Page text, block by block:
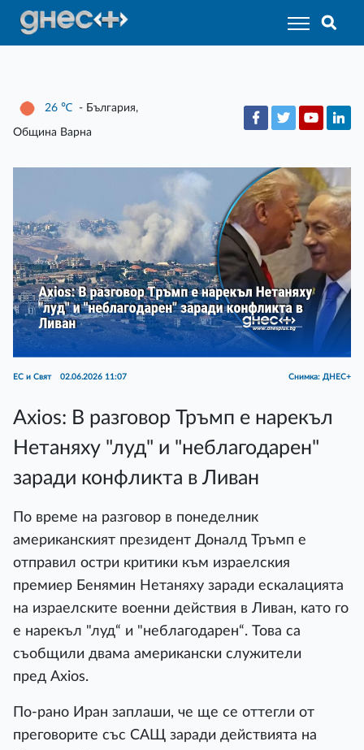
26 ℃ - България,
Община Варна
ЕС и Свят 02.06.2026 11:07 Снимка: ДНЕС+
Axios: В разговор Тръмп е нарекъл
Нетаняху "луд" и "неблагодарен"
заради конфликта в Ливан
По време на разговор в понеделник
американският президент Доналд Тръмп е
отправил остри критики към израелския
премиер Бенямин Нетаняху заради ескалацията
на израелските военни действия в Ливан, като го
е нарекъл "луд“ и "неблагодарен“. Това са
съобщили двама американски служители
пред Axios.
По-рано Иран заплаши, че ще се оттегли от
преговорите със САЩ заради действията на